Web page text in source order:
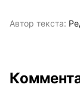
Автор текста: